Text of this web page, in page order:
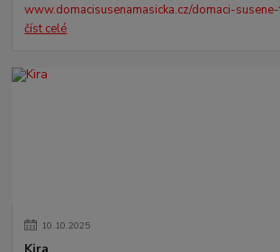
www.domacisusenamasicka.cz/domaci-
číst celé
10.10.2025